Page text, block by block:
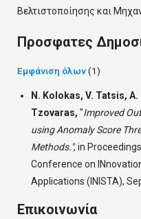
Βελτιστοποίησης και
Προσφατες
Εμφάνιση όλων(1)
N. Kolokas, V. Tatsis,
Tzovaras, "Improved
using Anomaly Score
Methods.",in
Conference on
Applications (INISTA),
Επικοινωνία